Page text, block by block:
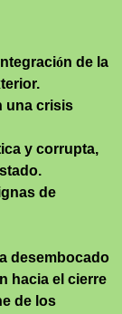
ón de la
una crisis
y corrupta,
de
desembocado
n hacia el cierre
de los